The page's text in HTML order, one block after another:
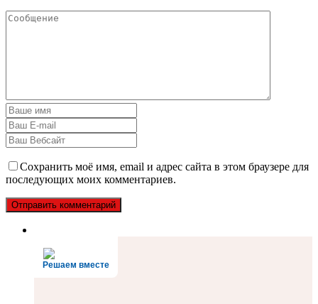
Сохранить моё имя, email и адрес сайта в этом браузере для
последующих моих комментариев.
Решаем вместе